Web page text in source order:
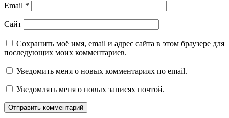
Email *
Сайт
Сохранить моё имя, email и адрес сайта в этом браузере для
последующих моих комментариев.
Уведомить меня о новых комментариях по email.
Уведомлять меня о новых записях почтой.